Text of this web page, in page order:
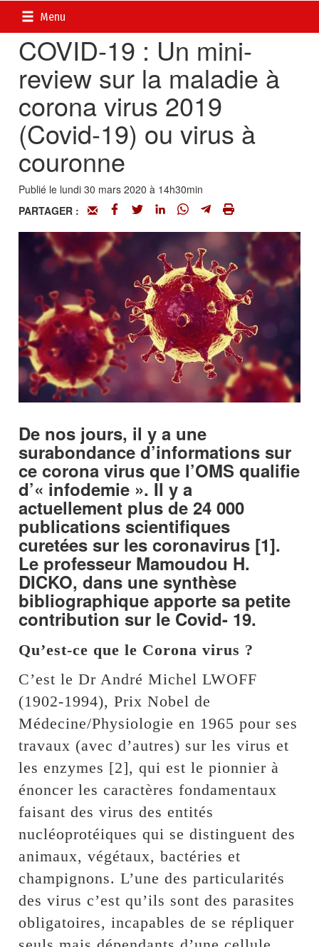
Menu
Accueil>Recherches et innovations
COVID-19 : Un mini-
review sur la maladie à
corona virus 2019
(Covid-19) ou virus à
couronne
Publié le lundi 30 mars 2020 à 14h30min
PARTAGER :
De nos jours, il y a une
surabondance d’informations sur
ce corona virus que l’OMS qualifie
d’« infodemie ». Il y a
actuellement plus de 24 000
publications scientifiques
curetées sur les coronavirus [1].
Le professeur Mamoudou H.
DICKO, dans une synthèse
bibliographique apporte sa petite
contribution sur le Covid- 19.
Qu’est-ce que le Corona virus ?
C’est le Dr André Michel LWOFF
(1902-1994), Prix Nobel de
Médecine/Physiologie en 1965 pour ses
travaux (avec d’autres) sur les virus et
les enzymes [2], qui est le pionnier à
énoncer les caractères fondamentaux
faisant des virus des entités
nucléoprotéiques qui se distinguent des
animaux, végétaux, bactéries et
champignons. L’une des particularités
des virus c’est qu’ils sont des parasites
obligatoires, incapables de se répliquer